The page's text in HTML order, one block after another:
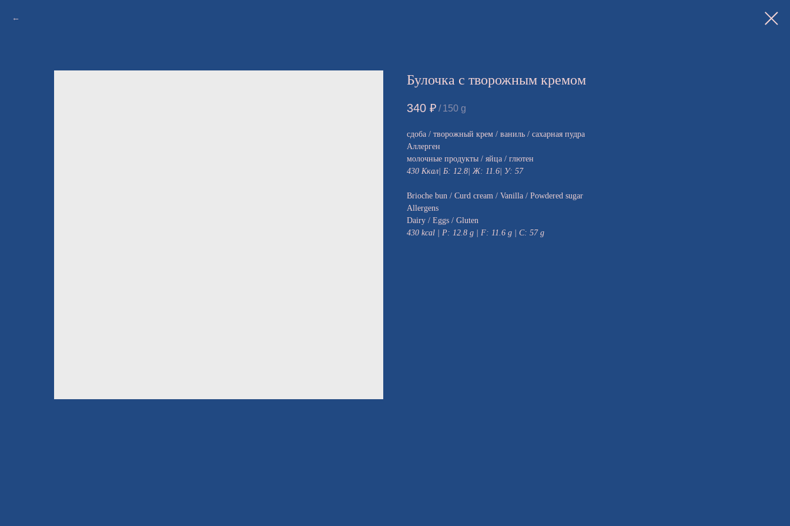
Булочка с творожным кремом
340 ₽ / 150 g
сдоба / творожный крем / ваниль / сахарная пудра
Аллерген
молочные продукты / яйца / глютен
430 Ккал| Б: 12.8| Ж: 11.6| У: 57
Brioche bun / Curd cream / Vanilla / Powdered sugar
Allergens
Dairy / Eggs / Gluten
430 kcal | P: 12.8 g | F: 11.6 g | C: 57 g